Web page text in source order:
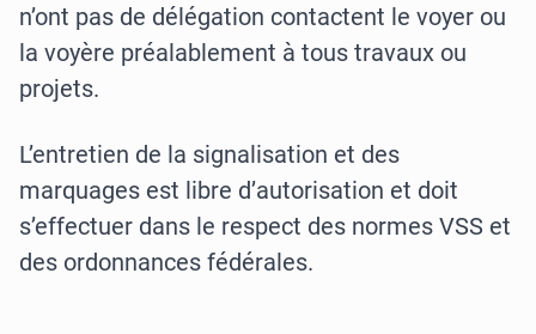
n’ont pas de délégation contactent le voyer ou
la voyère préalablement à tous travaux ou
projets.
L’entretien de la signalisation et des
marquages est libre d’autorisation et doit
s’effectuer dans le respect des normes VSS et
des ordonnances fédérales.